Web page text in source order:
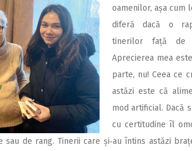
oamenilor, așa cum
diferă dacă o
tinerilor față de
Aprecierea mea
parte, nu! Ceea ce
astăzi este că
mod artificial. Dacă
cu certitudine îl
sau de rang. Tinerii care și‑au întins astăzi